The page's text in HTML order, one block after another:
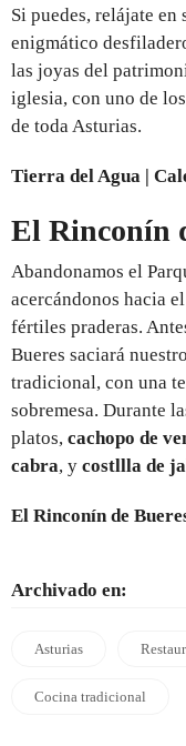
Si puedes, relájate
enigmático
las joyas del
iglesia, con uno de
de toda Asturias.
Tierra del Agua |
El Rinconín
Abandonamos el
acercándonos hacia
fértiles praderas.
Bueres saciará
tradicional, con una
sobremesa. Durante
platos, cachopo de
cabra, y costllla de
El Rinconín de
Archivado en:
Asturias
Cocina tradicional